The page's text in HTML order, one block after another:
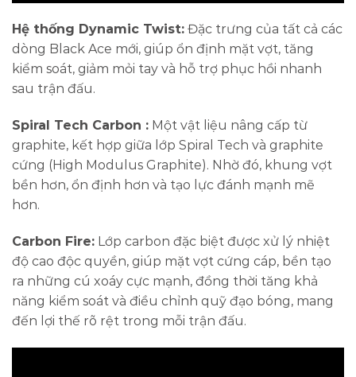
Hệ thống Dynamic Twist: Đặc trưng của tất cả các
dòng Black Ace mới, giúp ổn định mặt vợt, tăng
kiểm soát, giảm mỏi tay và hỗ trợ phục hồi nhanh
sau trận đấu.
Spiral Tech Carbon : Một vật liệu nâng cấp từ
graphite, kết hợp giữa lớp Spiral Tech và graphite
cứng (High Modulus Graphite). Nhờ đó, khung vợt
bền hơn, ổn định hơn và tạo lực đánh mạnh mẽ
hơn.
Carbon Fire: Lớp carbon đặc biệt được xử lý nhiệt
độ cao độc quyền, giúp mặt vợt cứng cáp, bền tạo
ra những cú xoáy cực mạnh, đồng thời tăng khả
năng kiểm soát và điều chỉnh quỹ đạo bóng, mang
đến lợi thế rõ rệt trong mỗi trận đấu.